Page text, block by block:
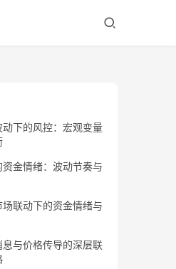
下的风控：宏观变量
金情绪：波动节奏与
联动下的资金情绪与
与价格传导的深层联